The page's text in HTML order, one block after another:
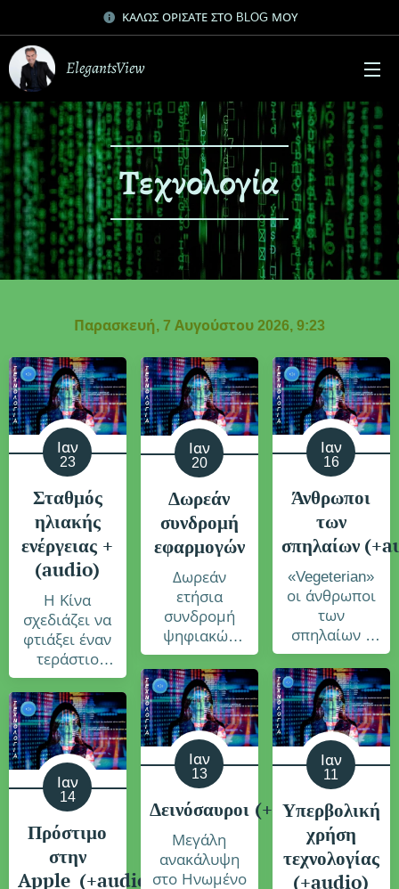
ΚΑΛΩΣ ΟΡΙΣΑΤΕ ΣΤΟ BLOG ΜΟΥ
ElegantsView
Τεχνολογία
Παρασκευή, 7 Αυγούστου 2026, 9:23
Ιαν
23
Σταθμός
ηλιακής
ενέργειας +
(audio)
Η Κίνα
σχεδιάζει να
φτιάξει έναν
τεράστιο
σταθμό
ηλιακής
ενέργειας στο
διάστημα
Ιαν
20
Δωρεάν
συνδρομή
εφαρμογών
Δωρεάν
ετήσια
συνδρομή
ψηφιακών
εφαρμογών
σε
επιχειρήσεις
προσφέρει ο
Δήμος
Αθηναίων
Ιαν
16
Άνθρωποι
των
σπηλαίων
«Vegeterian»
οι άνθρωποι
των
σπηλαίων -
Νέα έρευνα
ανατρέπει
όσα
πιστεύαμε
Ιαν
14
Πρόστιμο
στην
Apple (+audio)
Ιαν
13
Δεινόσαυροι (+audio)
Μεγάλη
ανακάλυψη
στο Ηνωμένο
Ιαν
11
Υπερβολική
χρήση
τεχνολογίας
(+audio)